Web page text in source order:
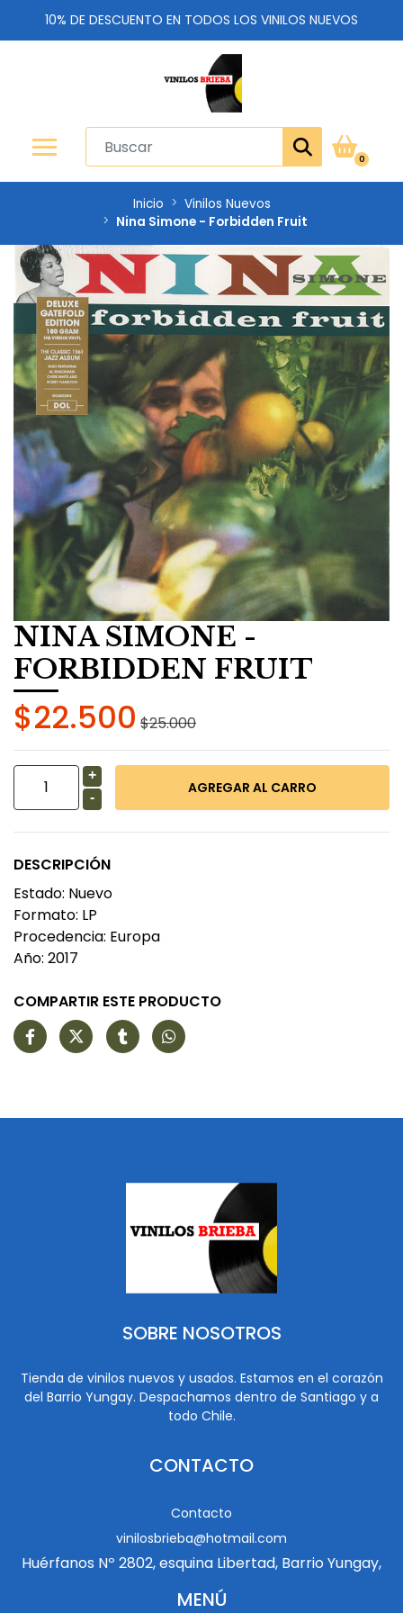
10% DE DESCUENTO EN TODOS LOS VINILOS NUEVOS
0
Inicio
Vinilos Nuevos
Nina Simone - Forbidden Fruit
NINA SIMONE -
FORBIDDEN FRUIT
$22.500 $25.000
+
-
DESCRIPCIÓN
Estado: Nuevo
Formato: LP
Procedencia: Europa
Año: 2017
COMPARTIR ESTE PRODUCTO
SOBRE NOSOTROS
Tienda de vinilos nuevos y usados. Estamos en el corazón
del Barrio Yungay. Despachamos dentro de Santiago y a
todo Chile.
CONTACTO
Contacto
vinilosbrieba@hotmail.com
Huérfanos Nº 2802, esquina Libertad, Barrio Yungay,
MENÚ